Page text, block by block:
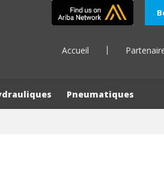
Accueil
Pneumatiques